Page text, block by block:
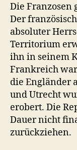
Die Franzosen
Der
absoluter
Territorium
ihn in seinem
Frankreich
die Engländer
und Utrecht
erobert. Die
Dauer nicht
zurückziehen.